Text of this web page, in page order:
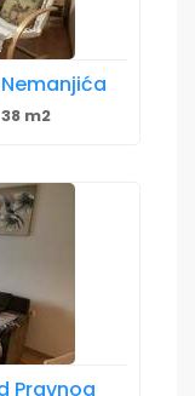
38 m2
Pravnog